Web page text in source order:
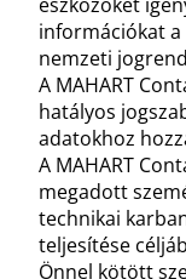
információkat a
nemzeti
A MAHART
hatályos
adatokhoz
A MAHART
megadott
technikai
teljesítése
Önnel kötött